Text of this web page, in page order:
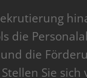
die
die
Sie